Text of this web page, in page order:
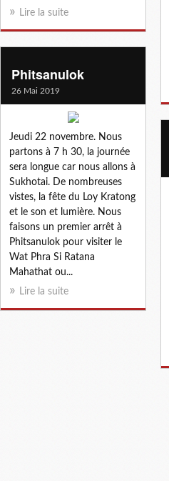
Lire la suite
Phitsanulok
26 Mai 2019
Jeudi 22 novembre. Nous
partons à 7 h 30, la journée
sera longue car nous allons à
Sukhotai. De nombreuses
vistes, la fête du Loy Kratong
et le son et lumière. Nous
faisons un premier arrêt à
Phitsanulok pour visiter le
Wat Phra Si Ratana
Mahathat ou...
Lire la suite